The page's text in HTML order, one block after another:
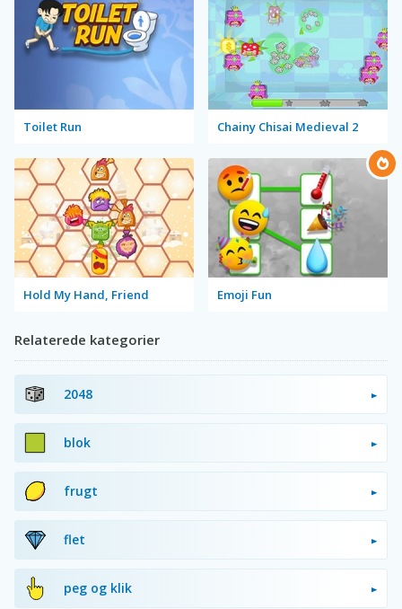
Toilet Run Chainy Chisai Medieval 2
Hold My Hand, Friend Emoji Fun
Relaterede kategorier
2048
blok
frugt
flet
peg og klik